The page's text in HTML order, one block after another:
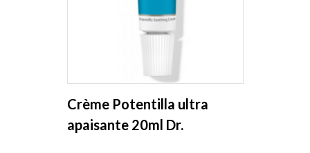
Crème Potentilla ultra
apaisante 20ml Dr.